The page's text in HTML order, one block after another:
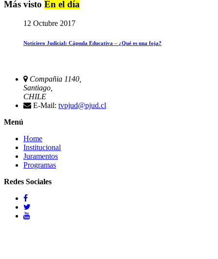
Más visto En el día
12 Octubre 2017
Noticiero Judicial: Cápsula Educativa – ¿Qué es una foja?
Compañia 1140,
Santiago,
CHILE
E-Mail: tvpjud@pjud.cl
Menú
Home
Institucional
Juramentos
Programas
Redes Sociales